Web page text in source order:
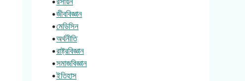
•জীববিজ্ঞান
•মেডিসিন
•অর্থনীতি
•রাষ্ট্রবিজ্ঞান
•সমাজবিজ্ঞান
•ইতিহাস